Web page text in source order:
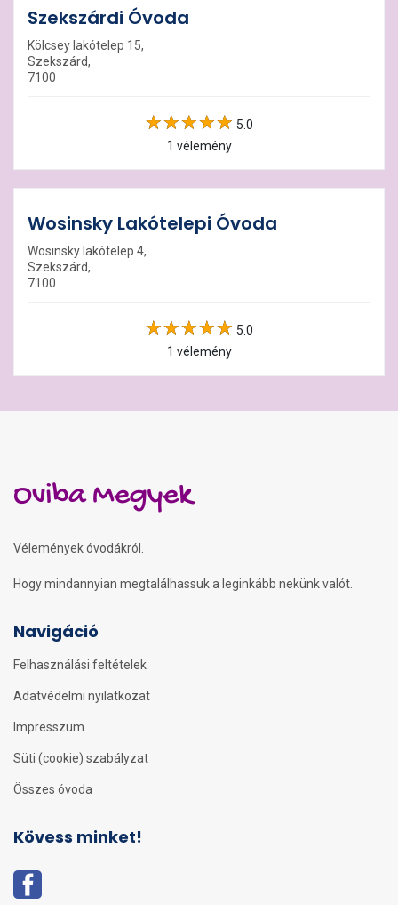
Szekszárdi Óvoda
Kölcsey lakótelep 15,
Szekszárd,
7100
5.0
1 vélemény
Wosinsky Lakótelepi Óvoda
Wosinsky lakótelep 4,
Szekszárd,
7100
5.0
1 vélemény
Oviba Megyek
Vélemények óvodákról.
Hogy mindannyian megtalálhassuk a leginkább nekünk valót.
Navigáció
Felhasználási feltételek
Adatvédelmi nyilatkozat
Impresszum
Süti (cookie) szabályzat
Összes óvoda
Kövess minket!